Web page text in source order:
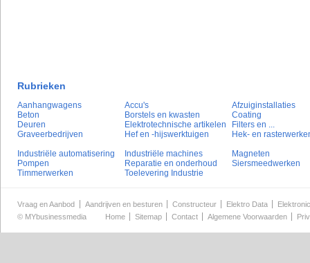
Rubrieken
Aanhangwagens Accu's
Afzuiginstallaties
Beton
Borstels en kwasten
Coating
Deuren
Elektrotechnische artikelen
Filters en ...
Graveerbedrijven
Hef en -hijswerktuigen
Hek- en
Industriële automatisering
Industriële machines
Magneten
Pompen
Reparatie en onderhoud
Siersmeedwerken
Timmerwerken
Toelevering Industrie
Vraag en Aanbod Aandrijven en besturen Constructeur Elektro Data
© MYbusinessmedia Home Sitemap Contact Algemene Voorwaarden